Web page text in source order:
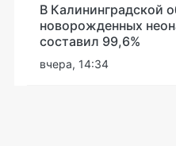
В Калининградской
новорожденных
составил 99,6%
вчера, 14:34